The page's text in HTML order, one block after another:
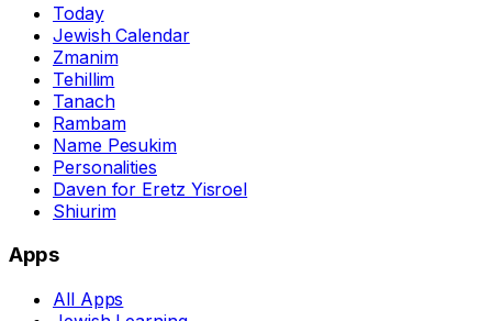
Today
Jewish Calendar
Zmanim
Tehillim
Tanach
Rambam
Name Pesukim
Personalities
Daven for Eretz Yisroel
Shiurim
Apps
All Apps